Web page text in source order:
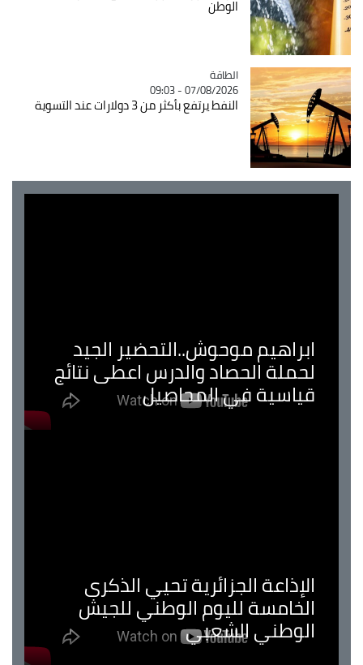
الوطن
Catégorie
الطاقة
07/08/2026 - 09:03
النفط يرتفع بأكثر من 3 دولارات عند التسوية
ابراهيم موحوش..التحضير الجيد
لحملة الحصاد والدرس اعطى نتائج
قياسية في المحاصيل
الإذاعة الجزائرية تحيي الذكرى
الخامسة لليوم الوطني للجيش
الوطني الشعبي